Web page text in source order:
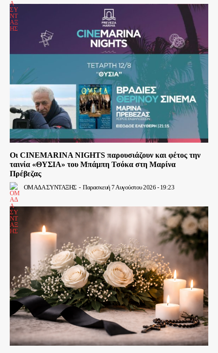
Οι CINEMARINA NIGHTS παρουσιάζουν και φέτος την
ταινία «ΘΥΣΙΑ» του Μπάμπη Τσόκα στη Μαρίνα
Πρέβεζας
ΟΜΑΔΑ ΣΥΝΤΑΞΗΣ - Παρασκευή 7 Αυγούστου 2026 - 19:23